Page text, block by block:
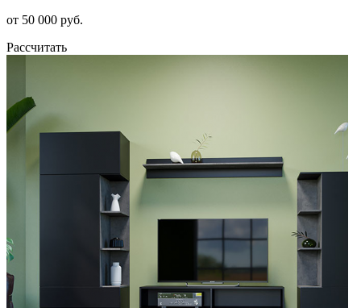
от 50 000 руб.
Рассчитать